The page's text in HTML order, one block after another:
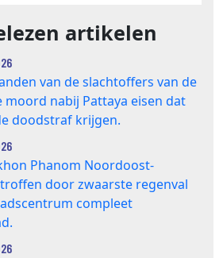
artikelen
van de slachtoffers van de
moord nabij Pattaya eisen dat
doodstraf krijgen.
Phanom Noordoost-
door zwaarste regenval
compleet